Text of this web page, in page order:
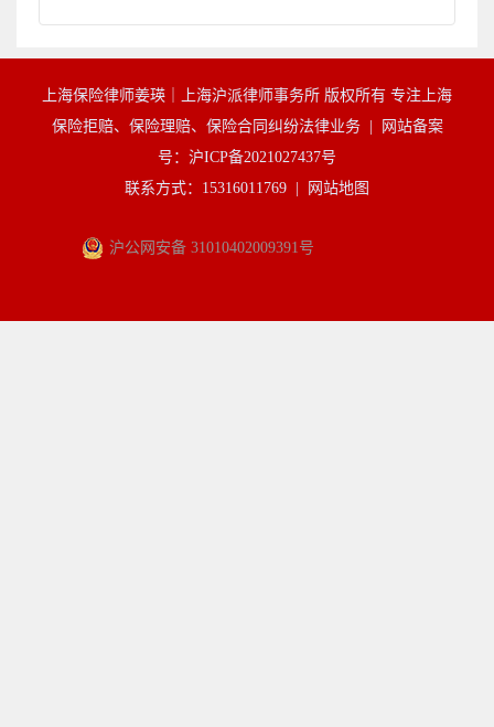
上海保险律师姜瑛｜上海沪派律师事务所 版权所有 专注上海
保险拒赔、保险理赔、保险合同纠纷法律业务 |
网站备案
号：沪ICP备2021027437号
联系方式：15316011769 |
网站地图
沪公网安备 31010402009391号